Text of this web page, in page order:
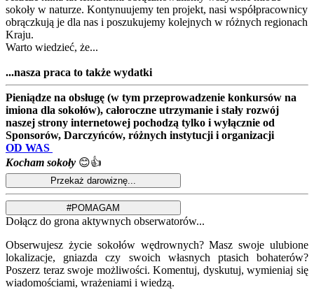
sokoły w naturze. Kontynuujemy ten projekt, nasi współpracownicy
obrączkują je dla nas i poszukujemy kolejnych w różnych regionach
Kraju.
Warto wiedzieć, że...
...nasza praca to także wydatki
Pieniądze na obsługę (w tym przeprowadzenie konkursów na
imiona dla sokołów), całoroczne utrzymanie i stały rozwój
naszej strony internetowej pochodzą tylko i wyłącznie od
Sponsorów, Darczyńców, różnych instytucji i organizacji
OD WAS
Kocham sokoły 😊👍
Dołącz do grona aktywnych obserwatorów...
Obserwujesz życie sokołów wędrownych? Masz swoje ulubione
lokalizacje, gniazda czy swoich własnych ptasich bohaterów?
Poszerz teraz swoje możliwości. Komentuj, dyskutuj, wymieniaj się
wiadomościami, wrażeniami i wiedzą.